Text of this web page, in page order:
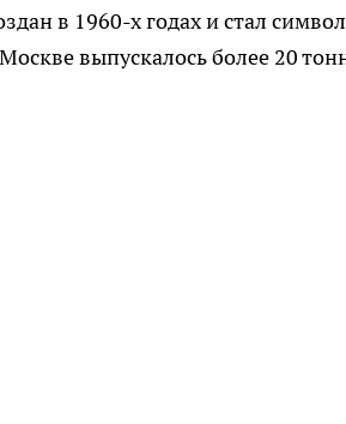
в 1960-х годах и стал
выпускалось более 20